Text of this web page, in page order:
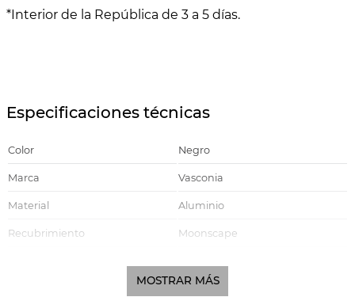
*Interior de la República de 3 a 5 días.
Especificaciones técnicas
Color Negro
Marca Vasconia
Material Aluminio
Recubrimiento Moonscape
22 cm
MOSTRAR MÁS